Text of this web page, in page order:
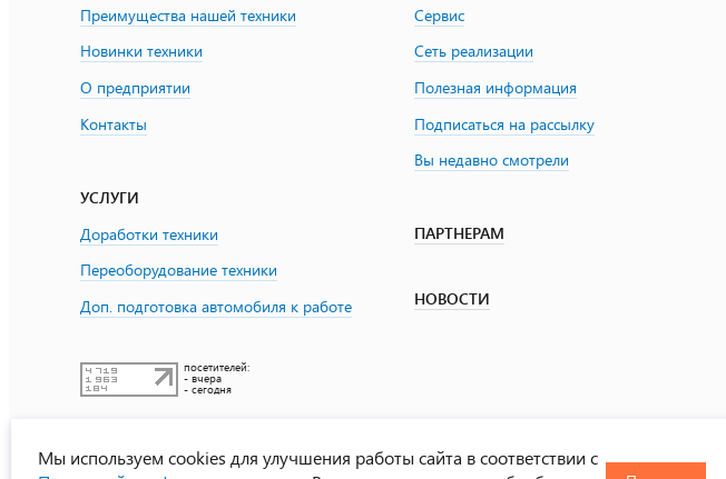
Преимущества нашей техники
Новинки техники
О предприятии
Контакты
УСЛУГИ
Доработки техники
Переоборудование техники
Доп. подготовка автомобиля к работе
посетителей:
- вчера
- сегодня
Сервис
Сеть реализации
Полезная информация
Подписаться на рассылку
Вы недавно смотрели
ПАРТНЕРАМ
НОВОСТИ
Мы используем cookies для улучшения работы сайта в соответствии с